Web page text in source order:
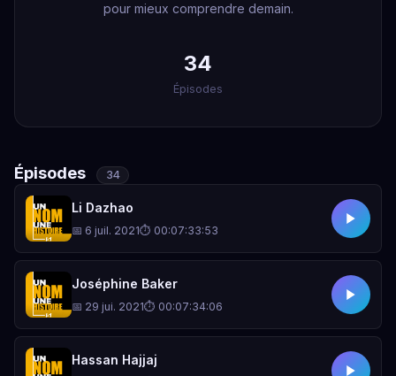
pour mieux comprendre demain.
34
Épisodes
Épisodes 34
Li Dazhao
📅 6 juil. 2021⏱ 00:07:33:53
Joséphine Baker
📅 29 jui. 2021⏱ 00:07:34:06
Hassan Hajjaj